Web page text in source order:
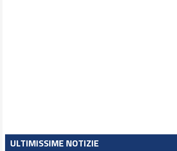
ULTIMISSIME NOTIZIE